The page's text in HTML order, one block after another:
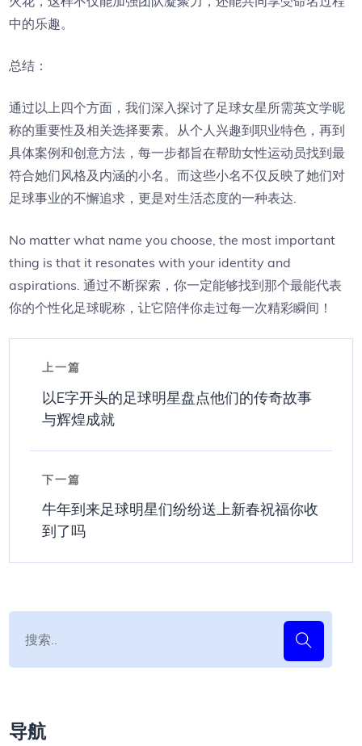
中的乐趣。
总结：
通过以上四个方面，我们深入探讨了足球女星所需英文学昵
称的重要性及相关选择要素。从个人兴趣到职业特色，再到
具体案例和创意方法，每一步都旨在帮助女性运动员找到最
符合她们风格及内涵的小名。而这些小名不仅反映了她们对
足球事业的不懈追求，更是对生活态度的一种表达.
No matter what name you choose, the most important
thing is that it resonates with your identity and
aspirations. 通过不断探索，你一定能够找到那个最能代表
你的个性化足球昵称，让它陪伴你走过每一次精彩瞬间！
上一篇
以E字开头的足球明星盘点他们的传奇故事
与辉煌成就
下一篇
牛年到来足球明星们纷纷送上新春祝福你收
到了吗
导航